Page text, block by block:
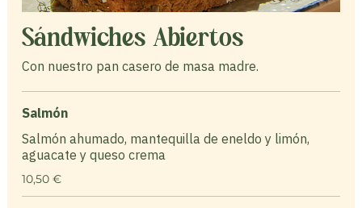
Sándwiches Abiertos
Con nuestro pan casero de masa madre.
Salmón
Salmón ahumado, mantequilla de eneldo y limón,
aguacate y queso crema
10,50 €